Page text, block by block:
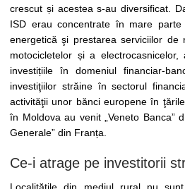
crescut și acestea s-au diversificat.
ISD erau concentrate în mare parte
energetică şi prestarea serviciilor de
motocicletelor și a
investițiile în domeniul financiar-
investiţiilor străine în sectorul
activităţii unor bănci europene în
în Moldova au venit „Veneto Banca”
Generale” din Franța.
Ce-i atrage pe investitorii